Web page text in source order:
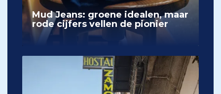
Mud Jeans: groene idealen, maar
rode cijfers vellen de pionier